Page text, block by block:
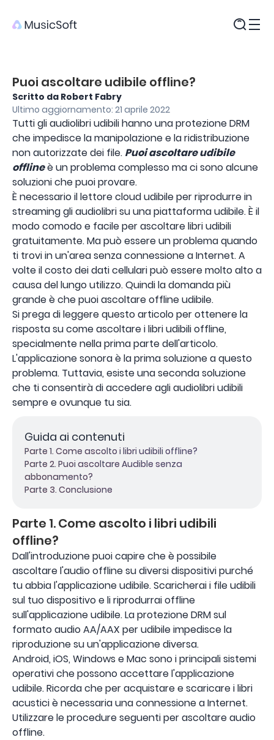
Puoi ascoltare udibile offline?
Scritto da Robert Fabry
Ultimo aggiornamento: 21 aprile 2022
Tutti gli audiolibri udibili hanno una protezione DRM
che impedisce la manipolazione e la ridistribuzione
non autorizzate dei file. Puoi ascoltare udibile
offlineè un problema complesso ma ci sono alcune
soluzioni che puoi provare.
È necessario il lettore cloud udibile per riprodurre in
streaming gli audiolibri su una piattaforma udibile. È il
modo comodo e facile per ascoltare libri udibili
gratuitamente. Ma può essere un problema quando
ti trovi in ​​un'area senza connessione a Internet. A
volte il costo dei dati cellulari può essere molto alto a
causa del lungo utilizzo. Quindi la domanda più
grande è che puoi ascoltare offline udibile.
Si prega di leggere questo articolo per ottenere la
risposta su come ascoltare i libri udibili offline,
specialmente nella prima parte dell'articolo.
L'applicazione sonora è la prima soluzione a questo
problema. Tuttavia, esiste una seconda soluzione
che ti consentirà di accedere agli audiolibri udibili
sempre e ovunque tu sia.
Guida ai contenuti
Parte 1. Come ascolto i libri udibili offline?
Parte 2. Puoi ascoltare Audible senza
abbonamento?
Parte 3. Conclusione
Parte 1. Come ascolto i libri udibili
offline?
Dall'introduzione puoi capire che è possibile
ascoltare l'audio offline su diversi dispositivi purché
tu abbia l'applicazione udibile. Scaricherai i file udibili
sul tuo dispositivo e li riprodurrai offline
sull'applicazione udibile. La protezione DRM sul
formato audio AA/AAX per udibile impedisce la
riproduzione su un'applicazione diversa.
Android, iOS, Windows e Mac sono i principali sistemi
operativi che possono accettare l'applicazione
udibile. Ricorda che per acquistare e scaricare i libri
acustici è necessaria una connessione a Internet.
Utilizzare le procedure seguenti per ascoltare audio
offline.